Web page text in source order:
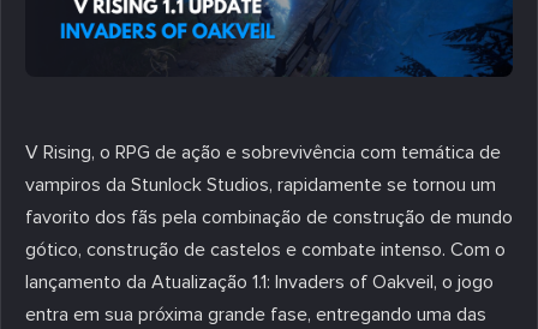
V Rising, o RPG de ação e sobrevivência com temática de
vampiros da Stunlock Studios, rapidamente se tornou um
favorito dos fãs pela combinação de construção de mundo
gótico, construção de castelos e combate intenso. Com o
lançamento da Atualização 1.1: Invaders of Oakveil, o jogo
entra em sua próxima grande fase, entregando uma das